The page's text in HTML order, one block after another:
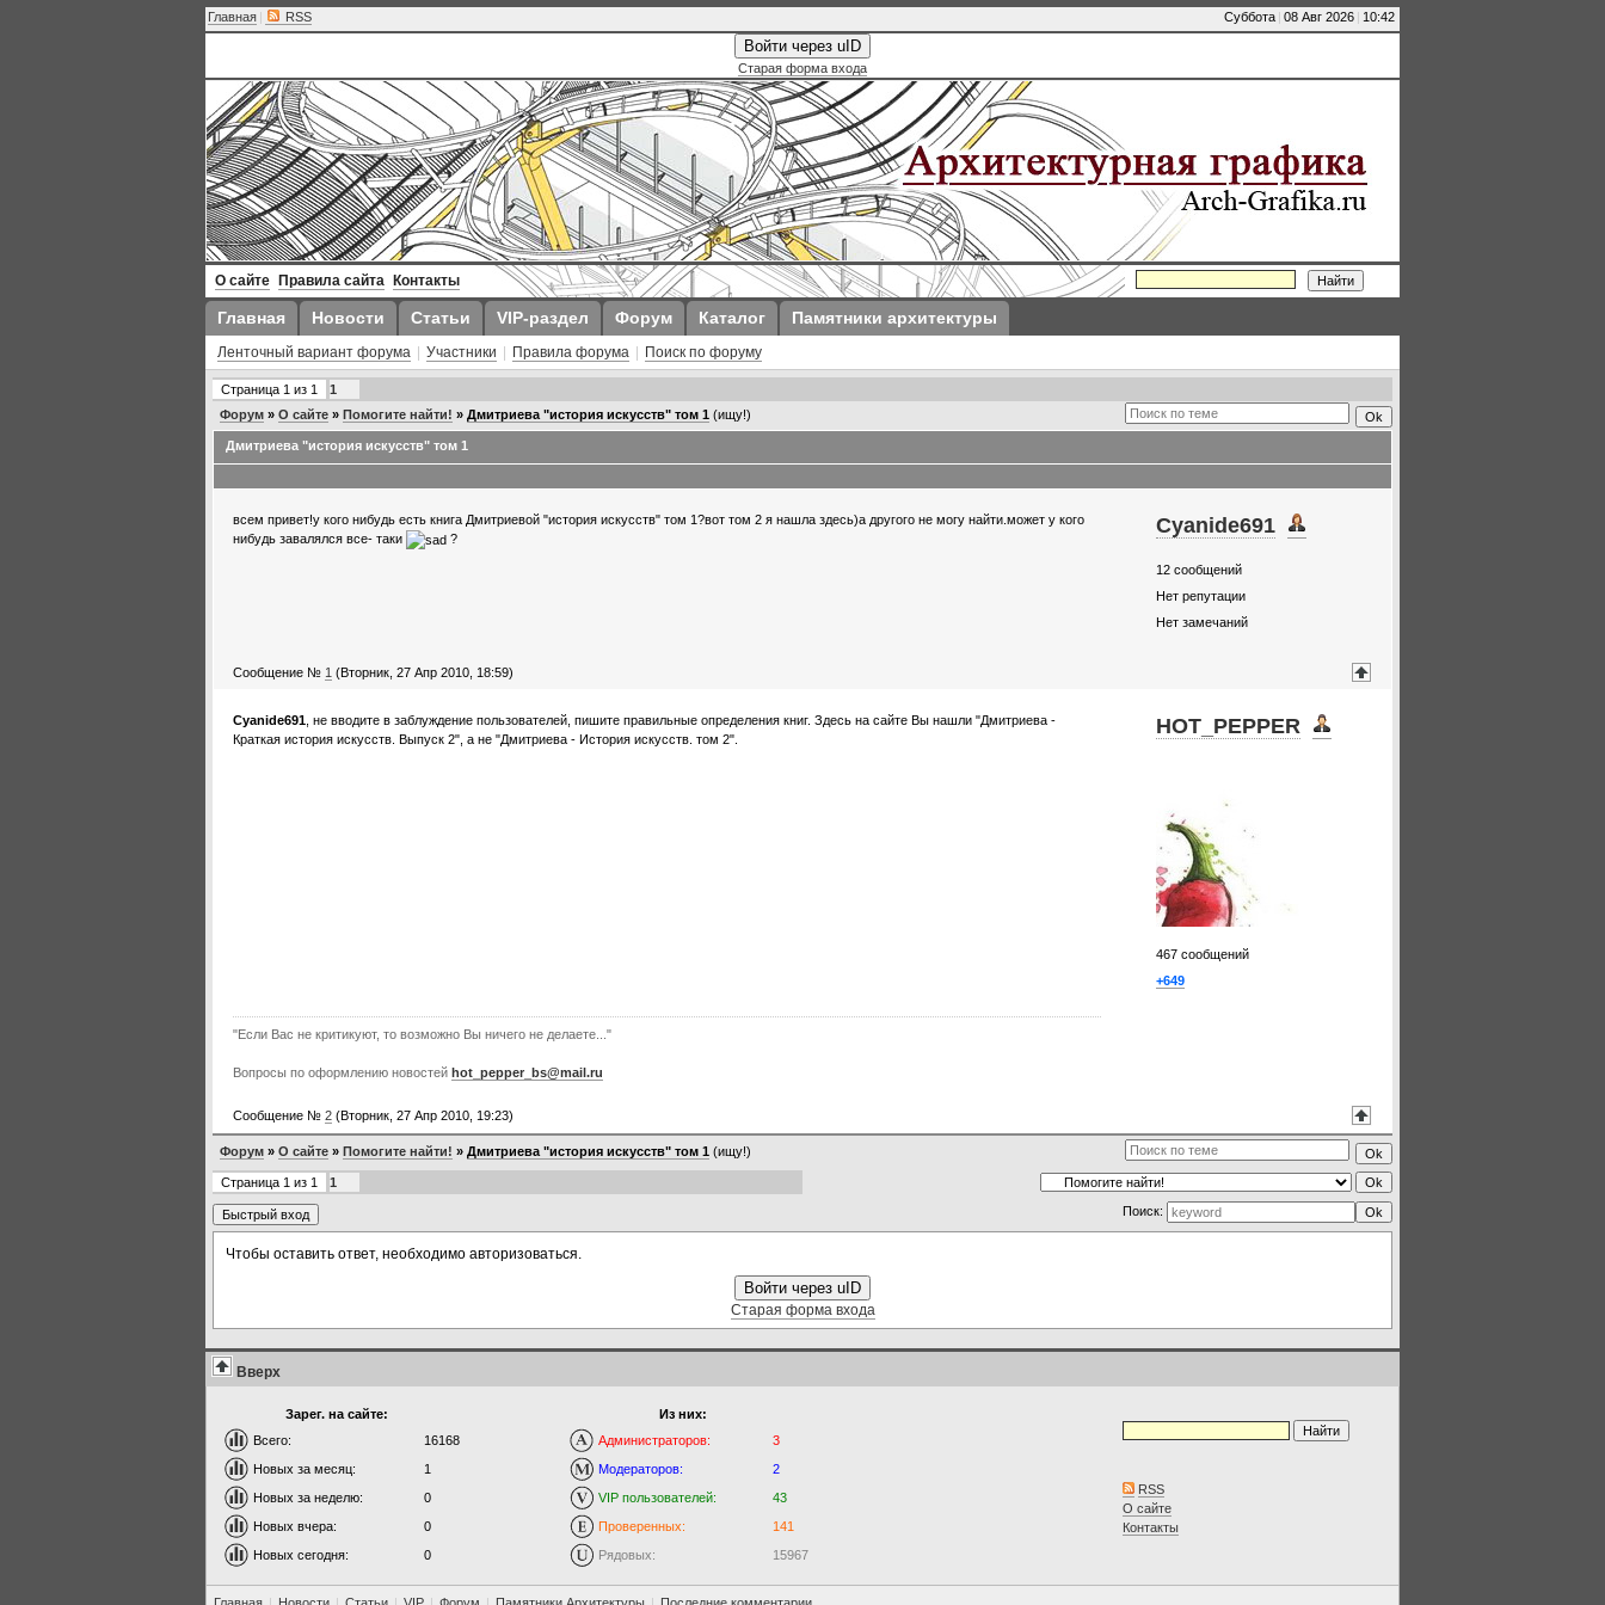
Суббота | 08 Авг 2026 | 10:42
Главная | RSS
Войти через uID
Старая форма входа
О сайте Правила сайта Контакты
Главная Новости Статьи VIP-раздел Форум Каталог Памятники архитектуры
Ленточный вариант форума Участники Правила форума Поиск по форуму
Страница 1 из 1
1
Форум » О сайте » Помогите найти! » Дмитриева "история искусств" том 1 (ищу!)
Дмитриева "история искусств" том 1
всем привет!у кого нибудь есть книга Дмитриевой "история искусств" том 1?вот том 2 я нашла здесь)а другого не могу найти.может у кого
нибудь завалялся все- таки
?
Cyanide691
12 сообщений
Нет репутации
Нет замечаний
Сообщение № 1 (Вторник, 27 Апр 2010, 18:59)
Cyanide691 , не вводите в заблуждение пользователей, пишите правильные определения книг. Здесь на сайте Вы нашли "Дмитриева -
Краткая история искусств. Выпуск 2", а не "Дмитриева - История искусств. том 2".
HOT_PEPPER
467 сообщений
+649
"Если Вас не критикуют, то возможно Вы ничего не делаете..."
Вопросы по оформлению новостей hot_pepper_bs@mail.ru
Сообщение № 2 (Вторник, 27 Апр 2010, 19:23)
Форум » О сайте » Помогите найти! » Дмитриева "история искусств" том 1 (ищу!)
Страница 1 из 1
1
Поиск:
Чтобы оставить ответ, необходимо авторизоваться.
Войти через uID
Старая форма входа
Вверх
Зарег. на сайте:
Всего:
16168
Новых за месяц:
1
Новых за неделю:
0
Новых вчера:
0
Новых сегодня:
0
Из них:
Администраторов:
3
Модераторов:
2
VIP пользователей:
43
Проверенных:
141
Рядовых:
15967
RSS
О сайте
Контакты